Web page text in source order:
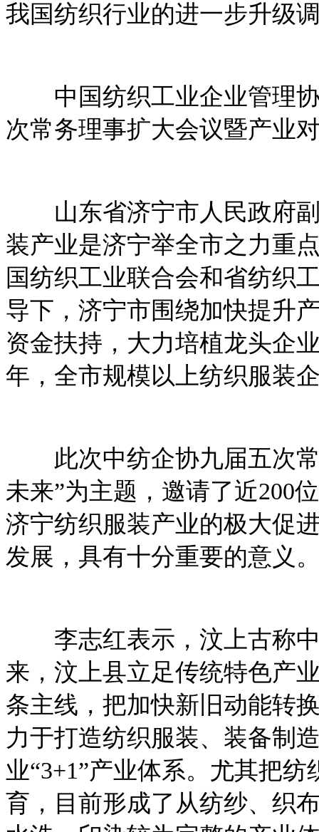
我国纺织行业的进一步升级
中国纺织工业企业管理协
次常务理事扩大会议暨产业
山东省济宁市人民政府副
装产业是济宁举全市之力重
国纺织工业联合会和省纺织
导下，济宁市围绕加快提升
资金扶持，大力培植龙头企
年，全市规模以上纺织服装
此次中纺企协九届五次常
未来”为主题，邀请了近200
济宁纺织服装产业的极大促
发展，具有十分重要的意义
李志红表示，汶上古称中
来，汶上县立足传统特色产
条主线，把加快新旧动能转
力于打造纺织服装、装备制
业“3+1”产业体系。尤其把
育，目前形成了从纺纱、织